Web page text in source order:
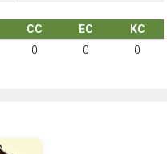
CC EC
KC
0 0 0